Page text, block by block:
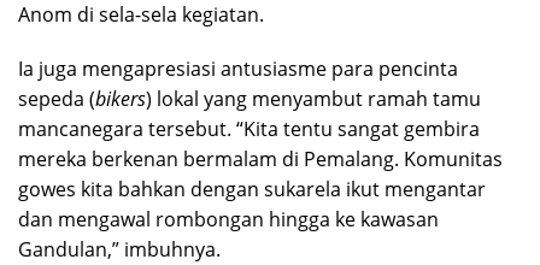
Anom di sela-sela kegiatan.
​Ia juga mengapresiasi antusiasme para pencinta
sepeda (bikers) lokal yang menyambut ramah tamu
mancanegara tersebut. “Kita tentu sangat gembira
mereka berkenan bermalam di Pemalang. Komunitas
gowes kita bahkan dengan sukarela ikut mengantar
dan mengawal rombongan hingga ke kawasan
Gandulan,” imbuhnya.